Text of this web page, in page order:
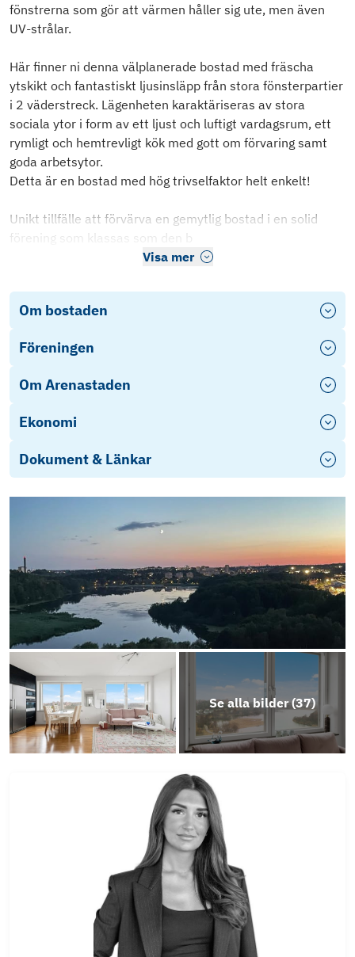
fönstrerna som gör att värmen håller sig ute, men även
UV-strålar.
Här finner ni denna välplanerade bostad med fräscha
ytskikt och fantastiskt ljusinsläpp från stora fönsterpartier
i 2 väderstreck. Lägenheten karaktäriseras av stora
sociala ytor i form av ett ljust och luftigt vardagsrum, ett
rymligt och hemtrevligt kök med gott om förvaring samt
goda arbetsytor.
Detta är en bostad med hög trivselfaktor helt enkelt!
Unikt tillfälle att förvärva en gemytlig bostad i en solid
förening som klassas som den b
Visa mer
Om bostaden
Föreningen
Om Arenastaden
Ekonomi
Dokument & Länkar
Se alla bilder (37)